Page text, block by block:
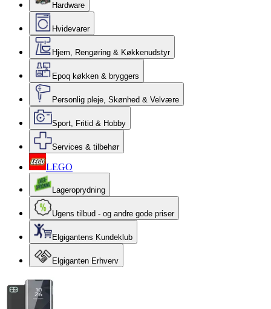
Hardware
Hvidevarer
Hjem, Rengøring & Køkkenudstyr
Epoq køkken & bryggers
Personlig pleje, Skønhed & Velvære
Sport, Fritid & Hobby
Services & tilbehør
LEGO
Lageroprydning
Ugens tilbud - og andre gode priser
Elgigantens Kundeklub
Elgiganten Erhverv